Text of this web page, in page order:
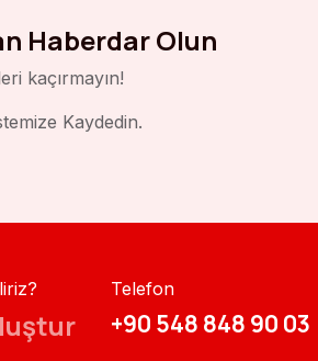
Haberdar Olun
kaçırmayın!
Kaydedin.
Telefon
+90 548 848 90 03​​